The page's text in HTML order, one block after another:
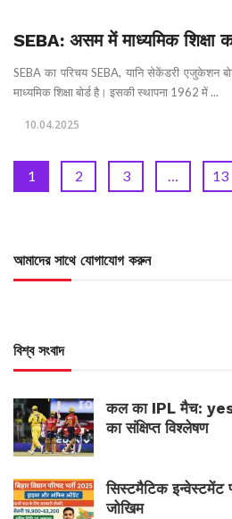
SEBA: असम में माध्यमिक शिक्षा
SEBA का परिचय SEBA, यानि सेकेंडरी एजुकेशन
माध्यमिक शिक्षा बोर्ड है। इसकी स्थापना 1962 में ...
10.04.2025
1 2 3 … 13
আমাদের সাথে যোগাযোগ করুন
বিশ্ব সংবাদ
कल का IPL मैच:
का संक्षिप्त विश्लेषण
सिस्टमैटिक
जोखिम